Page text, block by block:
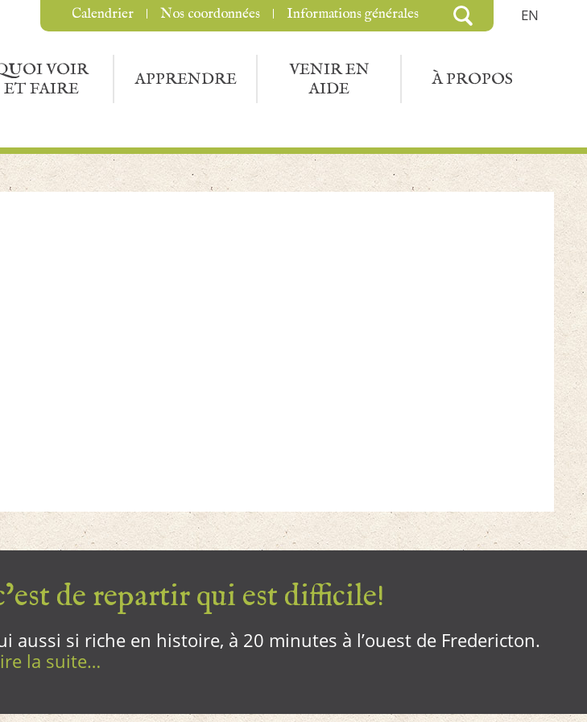
EN
VOIR
ET FAIRE
APPRENDRE
VENIR EN
AIDE
À PROPOS
Calendrier Nos coordonnées Informations générales
de repartir qui est difficile!
aussi si riche en histoire, à 20 minutes à l’ouest de Fredericton.
la suite…